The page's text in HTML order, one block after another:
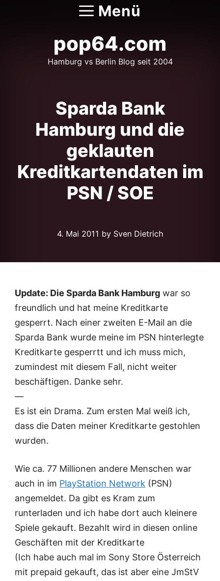
Menü
pop64.com
Hamburg vs Berlin Blog seit 2004
Sparda Bank
Hamburg und die
geklauten
Kreditkartendaten im
PSN / SOE
4. Mai 2011 by Sven Dietrich
Update: Die Sparda Bank Hamburg war so
freundlich und hat meine Kreditkarte
gesperrt. Nach einer zweiten E-Mail an die
Sparda Bank wurde meine im PSN hinterlegte
Kreditkarte gesperrtt und ich muss mich,
zumindest mit diesem Fall, nicht weiter
beschäftigen. Danke sehr.
—
Es ist ein Drama. Zum ersten Mal weiß ich,
dass die Daten meiner Kreditkarte gestohlen
wurden.
Wie ca. 77 Millionen andere Menschen war
auch in im PlayStation Network (PSN)
angemeldet. Da gibt es Kram zum
runterladen und ich habe dort auch kleinere
Spiele gekauft. Bezahlt wird in diesen online
Geschäften mit der Kreditkarte
(Ich habe auch mal im Sony Store Österreich
mit prepaid gekauft, das ist aber eine JmStV